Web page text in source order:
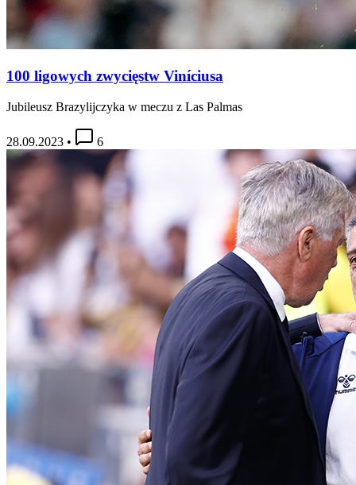
100 ligowych zwycięstw Viníciusa
Jubileusz Brazylijczyka w meczu z Las Palmas
28.09.2023 • 6